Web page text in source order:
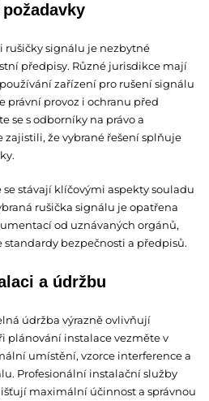
rušičky signálu je nezbytné
předpisy. Různé jurisdikce mají
zařízení pro rušení signálu
právní provoz i ochranu před
se s odborníky na právo a
že vybrané řešení splňuje
stávají klíčovými aspekty souladu
rušička signálu je opatřena
od uznávaných orgánů,
standardy bezpečnosti a předpisů.
a údržbu
údržba výrazně ovlivňují
plánování instalace vezměte v
umístění, vzorce interference a
Profesionální instalační služby
maximální účinnost a správnou